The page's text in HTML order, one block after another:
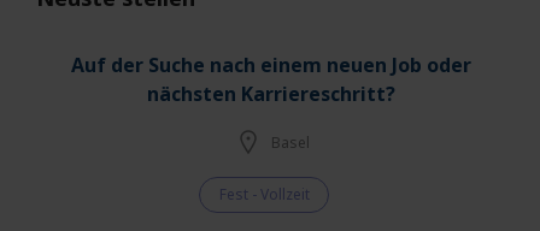
Auf der Suche nach einem neuen Job oder
nächsten Karriereschritt?
Basel
Fest - Vollzeit